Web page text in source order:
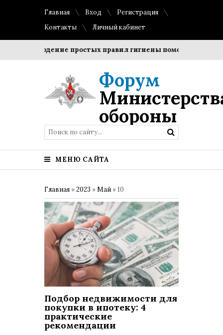
Главная Вход
Регистрация
Контакты
Личный кабинет
Соблюдение простых правил гигиены помогает
Форум
обороны
МЕНЮ САЙТА
Главная »2023 »Май »10
Подбор недвижимости для
покупки в ипотеку: 4
практические
рекомендации